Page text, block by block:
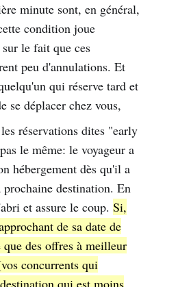
minute sont, en général,
condition joue
le fait que ces
peu d'annulations. Et
qui réserve tard et
se déplacer chez vous,
réservations dites "early
le même: le voyageur a
hébergement dès qu'il a
destination. En
et assure le coup. Si,
de sa date de
des offres à meilleur
concurrents qui